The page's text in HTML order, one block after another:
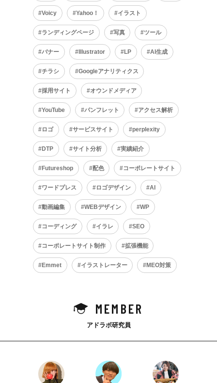
Voicy Yahoo！ イラスト
ランディングページ 写真 ツール
バナー Illustrator LP AI生成
チラシ Googleアナリティクス
採用サイト オウンドメディア
YouTube パンフレット アクセス解析
ロゴ サービスサイト perplexity
DTP サイト分析 実績紹介
Futureshop 配色 コーポレートサイト
ワードプレス ロゴデザイン AI
動画編集 WEBデザイン WP
コーディング イラレ SEO
コーポレートサイト制作 拡張機能
Emmet イラストレーター MEO対策
MEMBER
アドラボ研究員